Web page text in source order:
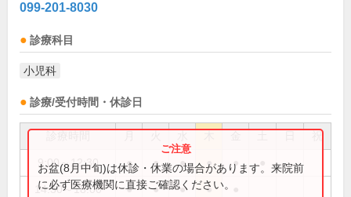
099-201-8030
診療科目
小児科
診療/受付時間・休診日
祝
9:00～12:30 ● ● ● ● ●
14:30～18:00 ● ● ● ●
お盆(8月中旬)は休診・休業の場合があります。来院前
に必ず医療機関に直接ご確認ください。